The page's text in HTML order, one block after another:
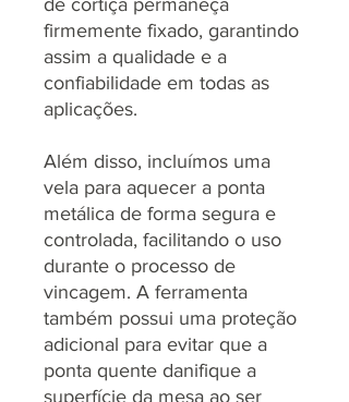
firmemente fixado, garantindo
assim a qualidade e a
confiabilidade em todas as
aplicações.
Além disso, incluímos uma
vela para aquecer a ponta
metálica de forma segura e
controlada, facilitando o uso
durante o processo de
vincagem. A ferramenta
também possui uma proteção
adicional para evitar que a
ponta quente danifique a
superfície da mesa ao ser